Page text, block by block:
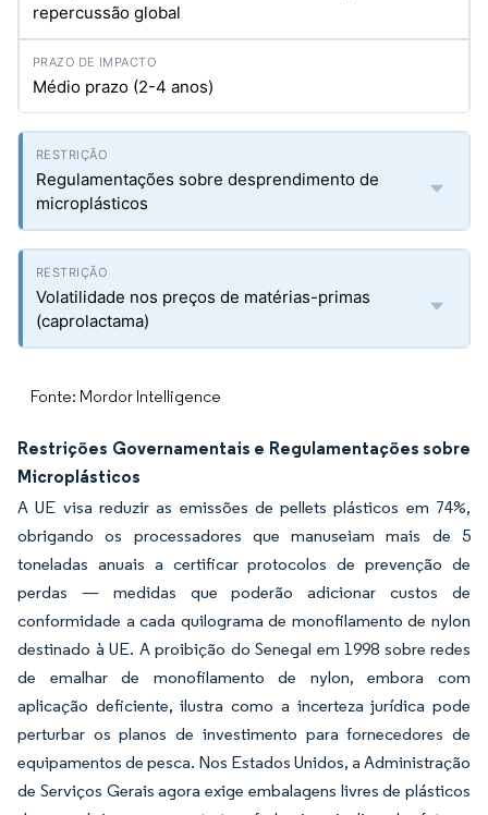
repercussão global
Médio prazo (2-4 anos)
Regulamentações sobre desprendimento de
microplásticos
Volatilidade nos preços de matérias-primas
(caprolactama)
Fonte: Mordor Intelligence
Restrições Governamentais e Regulamentações sobre
Microplásticos
A UE visa reduzir as emissões de pellets plásticos em 74%,
obrigando os processadores que manuseiam mais de 5
toneladas anuais a certificar protocolos de prevenção de
perdas — medidas que poderão adicionar custos de
conformidade a cada quilograma de monofilamento de nylon
destinado à UE. A proibição do Senegal em 1998 sobre redes
de emalhar de monofilamento de nylon, embora com
aplicação deficiente, ilustra como a incerteza jurídica pode
perturbar os planos de investimento para fornecedores de
equipamentos de pesca. Nos Estados Unidos, a Administração
de Serviços Gerais agora exige embalagens livres de plásticos